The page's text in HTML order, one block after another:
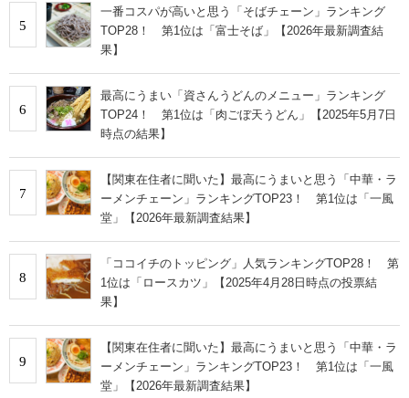
5
一番コスパが高いと思う「そばチェーン」ランキング
TOP28！ 第1位は「富士そば」【2026年最新調査結
果】
6
最高にうまい「資さんうどんのメニュー」ランキング
TOP24！ 第1位は「肉ごぼ天うどん」【2025年5月7日
時点の結果】
7
【関東在住者に聞いた】最高にうまいと思う「中華・ラ
ーメンチェーン」ランキングTOP23！ 第1位は「一風
堂」【2026年最新調査結果】
8
「ココイチのトッピング」人気ランキングTOP28！ 第
1位は「ロースカツ」【2025年4月28日時点の投票結
果】
9
【関東在住者に聞いた】最高にうまいと思う「中華・ラ
ーメンチェーン」ランキングTOP23！ 第1位は「一風
堂」【2026年最新調査結果】